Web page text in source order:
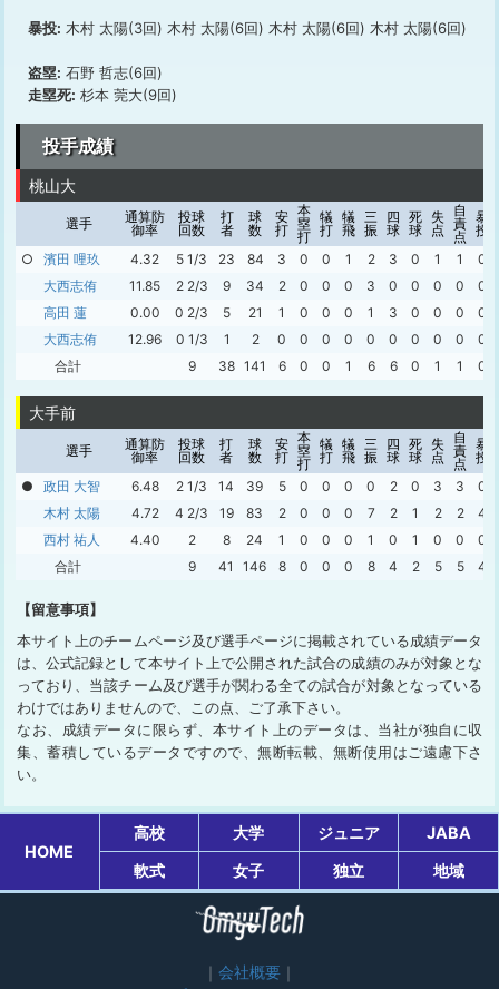
暴投: 木村 太陽(3回) 木村 太陽(6回) 木村 太陽(6回) 木村 太陽(6回)
盗塁: 石野 哲志(6回)
走塁死: 杉本 莞大(9回)
投手成績
桃山大
選手
通算防
御率
投球
回数
打
者
球
数
安
打
本
塁
打
犠
打
犠
飛
三
振
四
球
死
球
失
点
自
責
点
暴
投
○
濱田 哩玖 4.32 5 1/3 23 84 3 0 0 1 2 3 0 1 1
0
大西志侑
11.85 2 2/3 9 34 2 0 0 0 3 0 0 0 0
0
高田 蓮
0.00 0 2/3 5 21 1 0 0 0 1 3 0 0 0
0
大西志侑
12.96 0 1/3 1 2 0 0 0 0 0 0 0 0 0
0
合計
9 38 141 6 0 0 1 6 6 0 1 1 0
大手前
選手
通算防
御率
投球
回数
打
者
球
数
安
打
本
塁
打
犠
打
犠
飛
三
振
四
球
死
球
失
点
自
責
点
暴
投
●
政田 大智 6.48 2 1/3 14 39 5 0 0 0 0 2 0 3 3
0
木村 太陽
4.72 4 2/3 19 83 2 0 0 0 7 2 1 2 2
4
西村 祐人
4.40 2 8 24 1 0 0 0 1 0 1 0 0
0
合計
9 41 146 8 0 0 0 8 4 2 5 5 4
【留意事項】
本サイト上のチームページ及び選手ページに掲載されている成績データ
は、公式記録として本サイト上で公開された試合の成績のみが対象とな
っており、当該チーム及び選手が関わる全ての試合が対象となっている
わけではありませんので、この点、ご了承下さい。
なお、成績データに限らず、本サイト上のデータは、当社が独自に収
集、蓄積しているデータですので、無断転載、無断使用はご遠慮下さ
い。
HOME
高校 大学 ジュニア
JABA
軟式
女子 独立 地域
会社概要